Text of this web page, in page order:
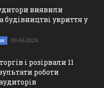
виявили
укриття у
09.06.2026
і розірвали 11
роботи